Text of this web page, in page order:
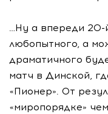
…Ну а впереди 20-
любопытного, а
драматичного
матч в Динской,
«Пионер». От
«миропорядке»